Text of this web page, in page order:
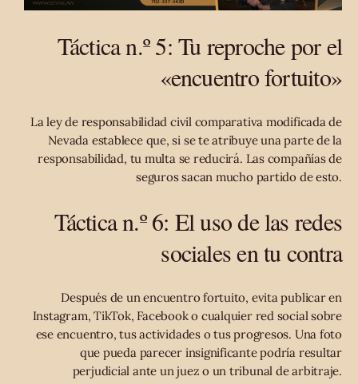
Táctica n.º 5: Tu reproche por el
«encuentro fortuito»
La ley de responsabilidad civil comparativa modificada de
Nevada establece que, si se te atribuye una parte de la
responsabilidad, tu multa se reducirá. Las compañías de
seguros sacan mucho partido de esto.
Táctica n.º 6: El uso de las redes
sociales en tu contra
Después de un encuentro fortuito, evita publicar en
Instagram, TikTok, Facebook o cualquier red social sobre
ese encuentro, tus actividades o tus progresos. Una foto
que pueda parecer insignificante podría resultar
perjudicial ante un juez o un tribunal de arbitraje.